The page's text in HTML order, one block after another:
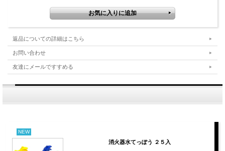
返品についての詳細はこちら
お問い合わせ
友達にメールですすめる
NEW
消火器水てっぽう ２５入